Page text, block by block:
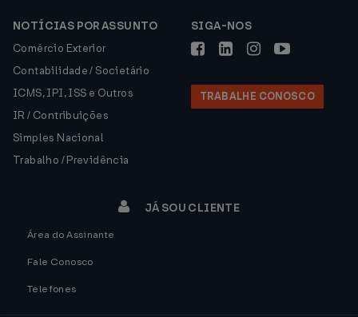
NOTÍCIAS POR ASSUNTO
Comércio Exterior
Contabilidade / Societário
ICMS, IPI, ISS e Outros
IR / Contribuições
Simples Nacional
Trabalho / Previdência
SIGA-NOS
TRABALHE CONOSCO
JÁ SOU CLIENTE
Área do Assinante
Fale Conosco
Telefones